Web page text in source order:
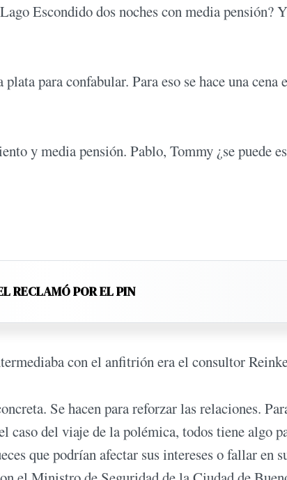
Escondido dos noches con media pensión?
para confabular. Para eso se hace una cena
y media pensión. Pablo, Tommy ¿se puede
RECLAMÓ POR EL PIN
con el anfitrión era el consultor
Se hacen para reforzar las relaciones.
caso del viaje de la polémica, todos tiene algo
que podrían afectar sus intereses o fallar en